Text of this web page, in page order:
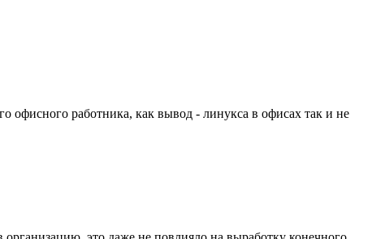
офисного работника, как вывод - линукса в офисах так и не